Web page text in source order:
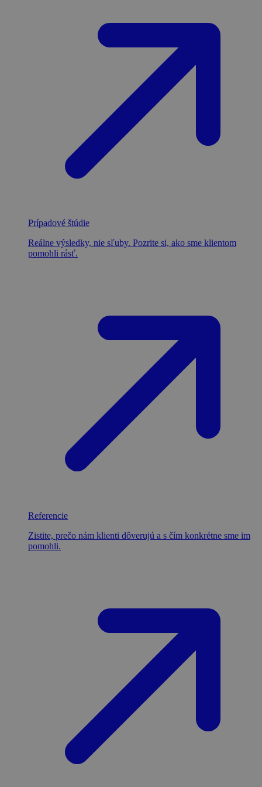
Prípadové štúdie
Reálne výsledky, nie sľuby. Pozrite si, ako sme klientom
pomohli rásť.
Referencie
Zistite, prečo nám klienti dôverujú a s čím konkrétne sme im
pomohli.